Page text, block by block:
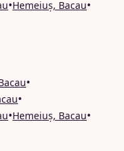
•Hemeiuș, Bacau•
•
•
•Hemeiuș, Bacau•